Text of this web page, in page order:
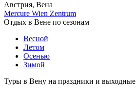
Австрия, Вена
Mercure Wien Zentrum
Отдых в Вене по сезонам
Весной
Летом
Осенью
Зимой
Туры в Вену на праздники и выходные